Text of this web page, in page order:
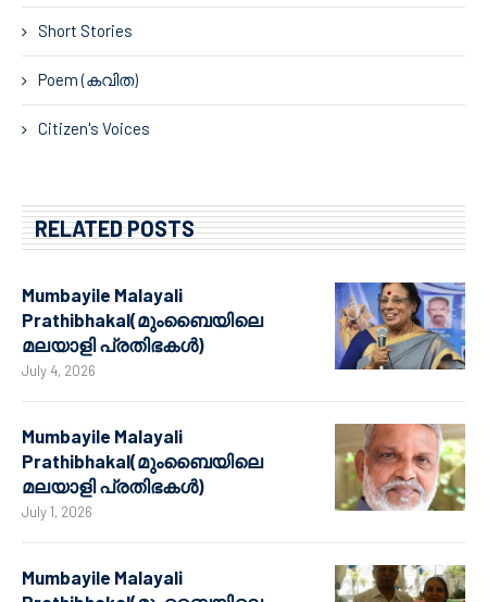
Short Stories
Poem (കവിത)
Citizen's Voices
RELATED POSTS
Mumbayile Malayali
Prathibhakal(മുംബൈയിലെ
മലയാളി പ്രതിഭകൾ)
July 4, 2026
Mumbayile Malayali
Prathibhakal(മുംബൈയിലെ
മലയാളി പ്രതിഭകൾ)
July 1, 2026
Mumbayile Malayali